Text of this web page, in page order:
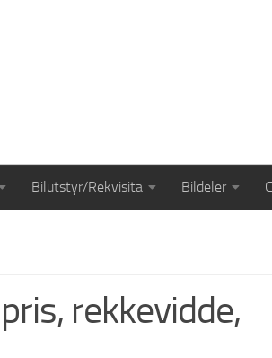
Bilutstyr/Rekvisita Bildeler
rekkevidde,